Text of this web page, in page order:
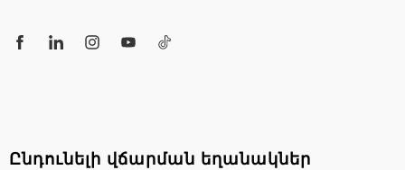
Ընդունելի վճարման եղանակներ